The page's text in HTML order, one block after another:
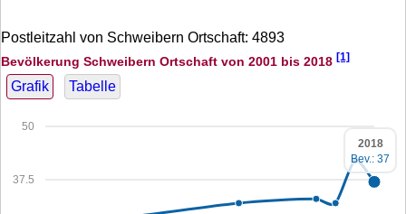
Postleitzahl von Schweibern Ortschaft: 4893
Bevölkerung Schweibern Ortschaft von 2001 bis 2018 [1]
Grafik Tabelle
37.5
50
2018
Bev.: 37